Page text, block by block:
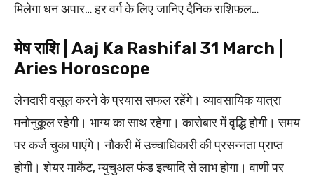
मिलेगा धन अपार… हर वर्ग के लिए जानिए दैनिक राशिफल…
मेष राशि | Aaj Ka Rashifal 31 March |
Aries Horoscope
लेनदारी वसूल करने के प्रयास सफल रहेंगे। व्यावसायिक यात्रा
मनोनुकूल रहेगी। भाग्य का साथ रहेगा। कारोबार में वृद्धि होगी। समय
पर कर्ज चुका पाएंगे। नौकरी में उच्चाधिकारी की प्रसन्नता प्राप्त
होगी। शेयर मार्केट, म्युचुअल फंड इत्यादि से लाभ होगा। वाणी पर